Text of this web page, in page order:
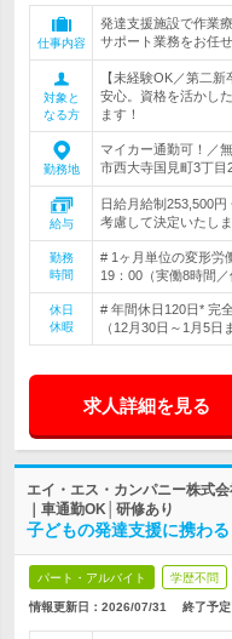
仕事内容
発達支援施設で作業
サポート業務をお任せ
対象と
なる方
【未経験OK／第二
安心。資格を活かし
ます！
勤務地
マイカー通勤可！／
市西大寺国見町3丁目
給与
日給月給制253,500
考慮して決定いたし
勤務
時間
# 1ヶ月単位の変形労
19：00（実働8時間
休日
休暇
# 年間休日120日* 完
（12月30日～1月5日
求人詳細を見る
エイ・エス・カンパニー株式
｜車通勤OK│研修あり
子どもの発達支援に携わ
パート・アルバイト 学歴不問
情報更新日：2026/07/31 終了予定